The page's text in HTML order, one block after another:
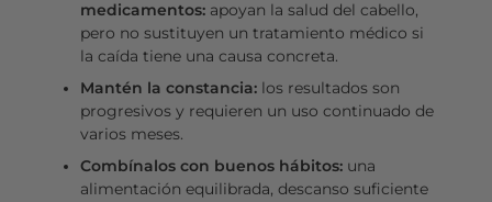
medicamentos:apoyan la salud del cabello,
pero no sustituyen un tratamiento médico si
la caída tiene una causa concreta.
Mantén la constancia:los resultados son
progresivos y requieren un uso continuado de
varios meses.
Combínalos con buenos hábitos:una
alimentación equilibrada, descanso suficiente